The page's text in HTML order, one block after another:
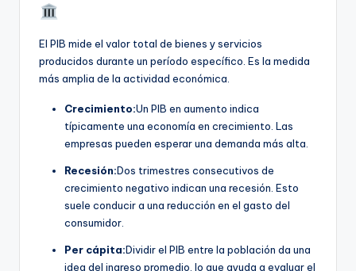
El PIB mide el valor total de bienes y servicios
producidos durante un período específico. Es la medida
más amplia de la actividad económica.
Crecimiento:Un PIB en aumento indica
típicamente una economía en crecimiento. Las
empresas pueden esperar una demanda más alta.
Recesión:Dos trimestres consecutivos de
crecimiento negativo indican una recesión. Esto
suele conducir a una reducción en el gasto del
consumidor.
Per cápita:Dividir el PIB entre la población da una
idea del ingreso promedio, lo que ayuda a evaluar el